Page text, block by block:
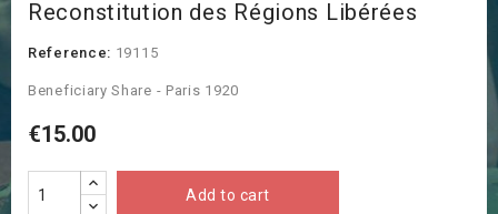
Reconstitution des Régions Libérées
Reference: 19115
Beneficiary Share - Paris 1920
€15.00
Add to cart